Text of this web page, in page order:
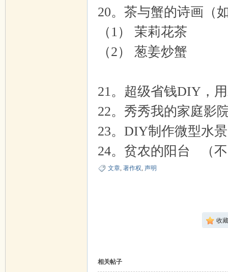
20。茶与蟹的诗画（
（1） 茉莉花茶
（2） 葱姜炒蟹
21。超级省钱DIY，
22。秀秀我的家庭
23。DIY制作微型水
24。贫农的阳台 （
文章, 著作权, 声明
收藏
相关帖子